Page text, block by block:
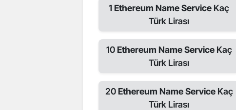
1Ethereum Name Service Kaç
Türk Lirası
10Ethereum Name Service Kaç
Türk Lirası
20Ethereum Name Service Kaç
Türk Lirası